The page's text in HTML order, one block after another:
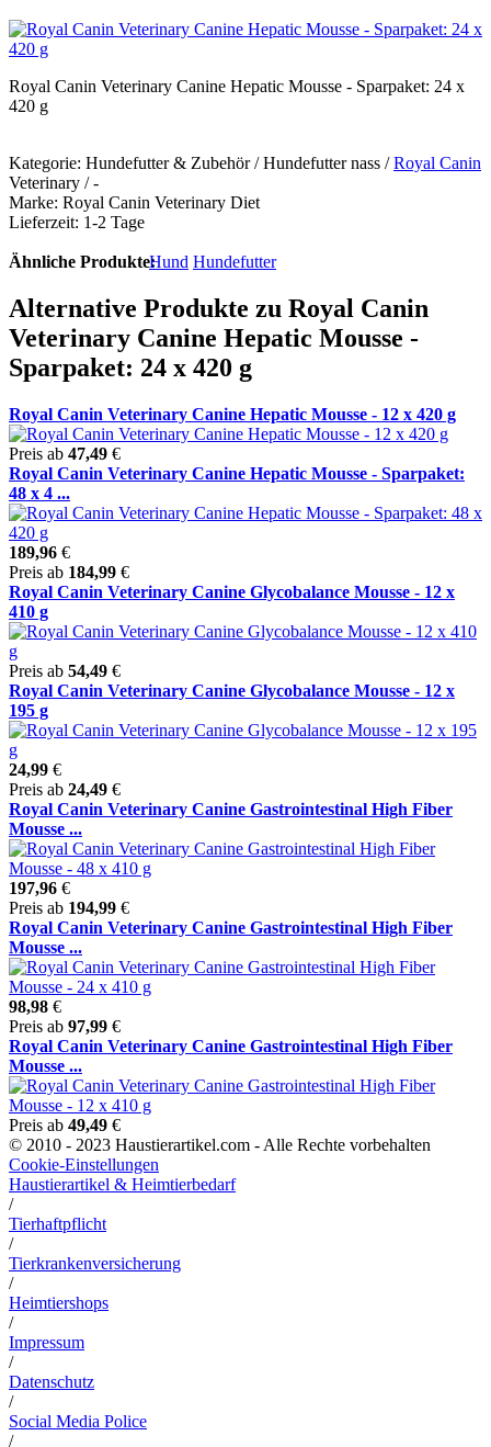
Royal Canin Veterinary Canine Hepatic Mousse - Sparpaket: 24 x
420 g
Kategorie: Hundefutter & Zubehör / Hundefutter nass /Royal Canin
Veterinary / -
Marke: Royal Canin Veterinary Diet
Lieferzeit: 1-2 Tage
Ähnliche Produkte:Hund Hundefutter
Alternative Produkte zu Royal Canin
Veterinary Canine Hepatic Mousse -
Sparpaket: 24 x 420 g
Royal Canin Veterinary Canine Hepatic Mousse - 12 x 420 g
Preis ab 47,49 €
Royal Canin Veterinary Canine Hepatic Mousse - Sparpaket:
48 x 4 ...
189,96 €
Preis ab 184,99 €
Royal Canin Veterinary Canine Glycobalance Mousse - 12 x
410 g
Preis ab 54,49 €
Royal Canin Veterinary Canine Glycobalance Mousse - 12 x
195 g
24,99 €
Preis ab 24,49 €
Royal Canin Veterinary Canine Gastrointestinal High Fiber
Mousse ...
197,96 €
Preis ab 194,99 €
Royal Canin Veterinary Canine Gastrointestinal High Fiber
Mousse ...
98,98 €
Preis ab 97,99 €
Royal Canin Veterinary Canine Gastrointestinal High Fiber
Mousse ...
Preis ab 49,49 €
© 2010 - 2023 Haustierartikel.com - Alle Rechte vorbehalten
Cookie-Einstellungen
Haustierartikel & Heimtierbedarf
/
Tierhaftpflicht
/
Tierkrankenversicherung
/
Heimtiershops
/
Impressum
/
Datenschutz
/
Social Media Police
/